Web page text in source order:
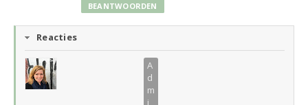
BEANTWOORDEN
Reacties